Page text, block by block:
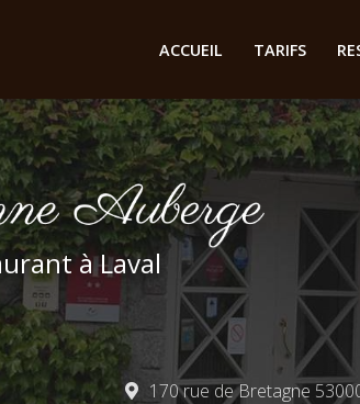
ACCUEIL TARIFS
à Laval
170 rue de Bretagne